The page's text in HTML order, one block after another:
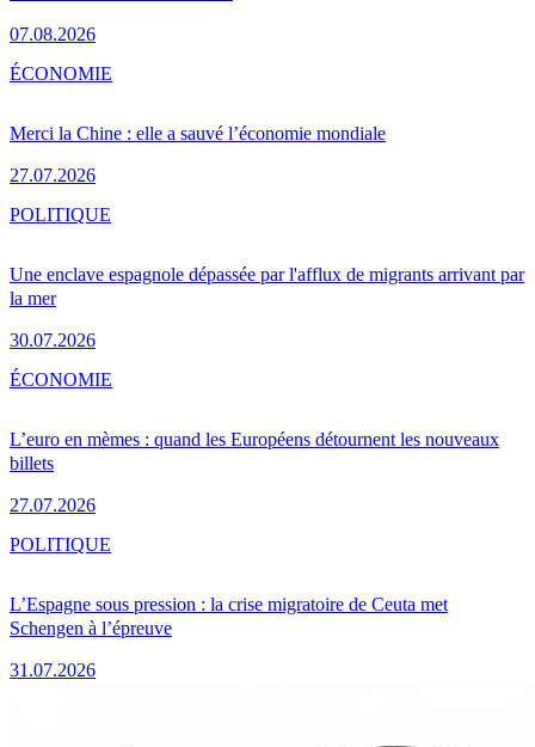
07.08.2026
Merci la Chine : elle a sauvé l’économie mondiale
27.07.2026
ÉCONOMIE
Une enclave espagnole dépassée par l'afflux de migrants arrivant par
la mer
30.07.2026
POLITIQUE
L’euro en mèmes : quand les Européens détournent les nouveaux
billets
27.07.2026
ÉCONOMIE
L’Espagne sous pression : la crise migratoire de Ceuta met
Schengen à l’épreuve
31.07.2026
POLITIQUE